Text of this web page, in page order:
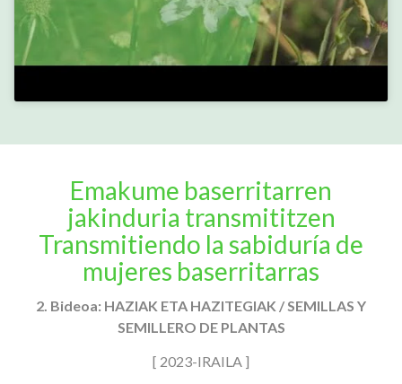
Emakume baserritarren
jakinduria transmititzen
Transmitiendo la sabiduría de
mujeres baserritarras
2. Bideoa: HAZIAK ETA HAZITEGIAK / SEMILLAS Y
SEMILLERO DE PLANTAS
[ 2023-IRAILA ]